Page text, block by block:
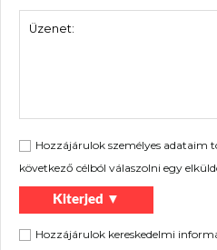
Hozzájárulok személyes adataim
következő célból válaszolni egy
Kiterjed ▼
Hozzájárulok kereskedelmi
Dob 4012SL